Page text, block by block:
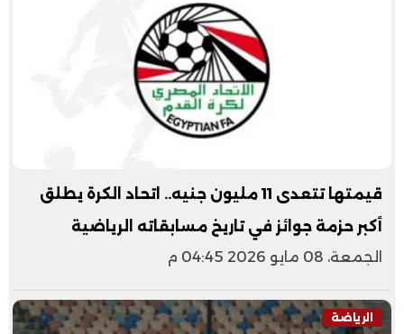
قيمتها تتعدى 11 مليون جنيه.. اتحاد الكرة يطلق
أكبر حزمة جوائز في تاريخ مسابقاته الرياضية
الجمعة، 08 مايو 2026 04:45 م
الرياضة